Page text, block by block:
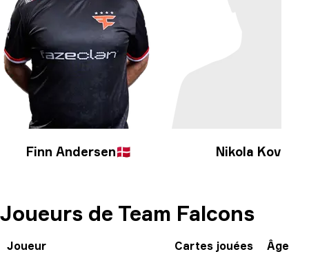
Finn Andersen🇩🇰 Nikola Kovač
Joueurs de Team Falcons
Joueur Cartes jouées Âge